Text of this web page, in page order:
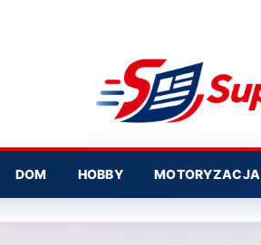
DOM HOBBY MOTORYZACJA